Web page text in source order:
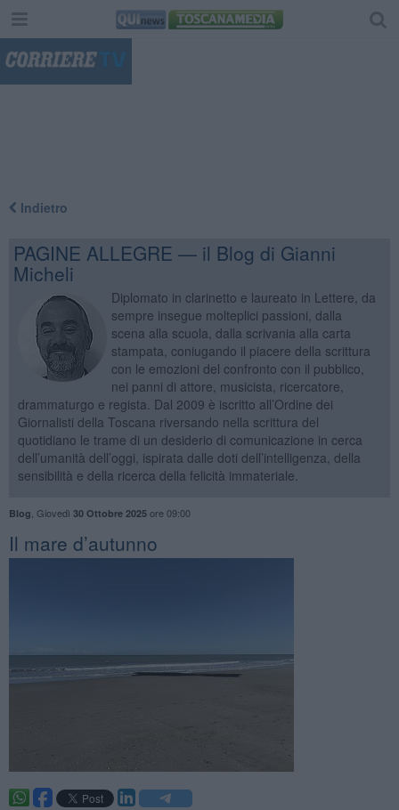
Indietro
PAGINE ALLEGRE — il Blog di Gianni
Micheli
Diplomato in clarinetto e laureato in Lettere, da
sempre insegue molteplici passioni, dalla
scena alla scuola, dalla scrivania alla carta
stampata, coniugando il piacere della scrittura
con le emozioni del confronto con il pubblico,
nei panni di attore, musicista, ricercatore,
drammaturgo e regista. Dal 2009 è iscritto all’Ordine dei
Giornalisti della Toscana riversando nella scrittura del
quotidiano le trame di un desiderio di comunicazione in cerca
dell’umanità dell’oggi, ispirata dalle doti dell’intelligenza, della
sensibilità e della ricerca della felicità immateriale.
Blog Giovedì 30 Ottobre 2025ore 09:00
​Il mare d’autunno